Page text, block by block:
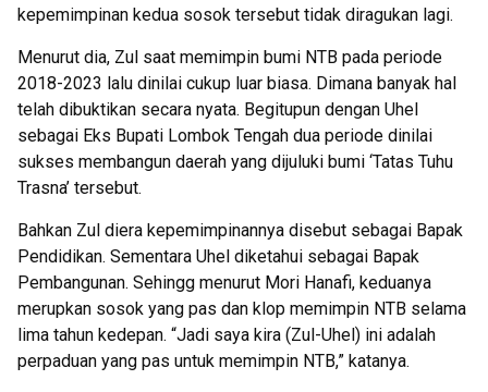
kepemimpinan kedua sosok tersebut tidak diragukan lagi.
Menurut dia, Zul saat memimpin bumi NTB pada periode
2018-2023 lalu dinilai cukup luar biasa. Dimana banyak hal
telah dibuktikan secara nyata. Begitupun dengan Uhel
sebagai Eks Bupati Lombok Tengah dua periode dinilai
sukses membangun daerah yang dijuluki bumi ‘Tatas Tuhu
Trasna’ tersebut.
Bahkan Zul diera kepemimpinannya disebut sebagai Bapak
Pendidikan. Sementara Uhel diketahui sebagai Bapak
Pembangunan. Sehingg menurut Mori Hanafi, keduanya
merupkan sosok yang pas dan klop memimpin NTB selama
lima tahun kedepan. “Jadi saya kira (Zul-Uhel) ini adalah
perpaduan yang pas untuk memimpin NTB,” katanya.